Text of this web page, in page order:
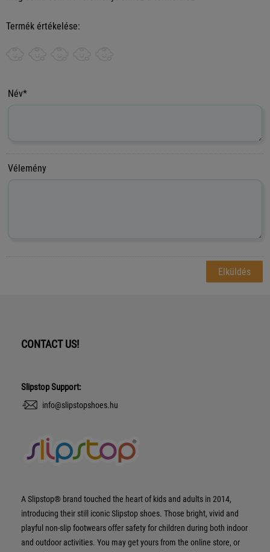
Termék értékelése:
Név*
Vélemény
CONTACT US!
Slipstop Support:
info@slipstopshoes.hu
A Slipstop® brand touched the heart of kids and adults in 2014,
introducing their still iconic Slipstop shoes. Those bright, vivid and
playful non-slip footwears offer safety for children during both indoor
and outdoor activities. You may get yours from the online store, or